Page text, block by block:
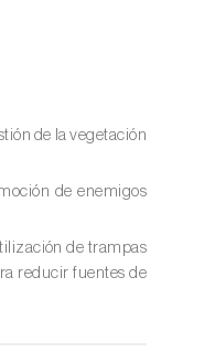
de la vegetación
de enemigos
de trampas
reducir fuentes de